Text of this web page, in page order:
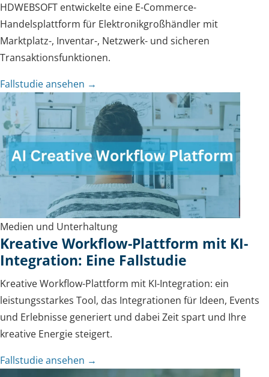
HDWEBSOFT entwickelte eine E-Commerce-
Handelsplattform für Elektronikgroßhändler mit
Marktplatz-, Inventar-, Netzwerk- und sicheren
Transaktionsfunktionen.
Fallstudie ansehen →
Medien und Unterhaltung
Kreative Workflow-Plattform mit KI-
Integration: Eine Fallstudie
Kreative Workflow-Plattform mit KI-Integration: ein
leistungsstarkes Tool, das Integrationen für Ideen, Events
und Erlebnisse generiert und dabei Zeit spart und Ihre
kreative Energie steigert.
Fallstudie ansehen →